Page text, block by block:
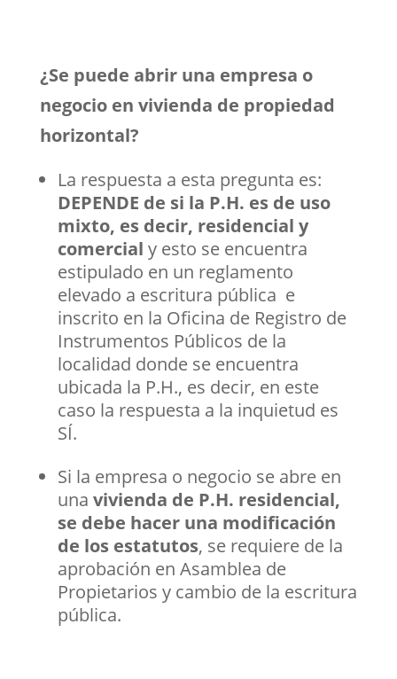
¿Se puede abrir una empresa o
negocio en vivienda de propiedad
horizontal?
La respuesta a esta pregunta es:
DEPENDE de si la P.H. es de uso
mixto, es decir, residencial y
comercial y esto se encuentra
estipulado en un reglamento
elevado a escritura pública e
inscrito en la Oficina de Registro de
Instrumentos Públicos de la
localidad donde se encuentra
ubicada la P.H., es decir, en este
caso la respuesta a la inquietud es
SÍ.
Si la empresa o negocio se abre en
una vivienda de P.H. residencial,
se debe hacer una modificación
de los estatutos, se requiere de la
aprobación en Asamblea de
Propietarios y cambio de la escritura
pública.